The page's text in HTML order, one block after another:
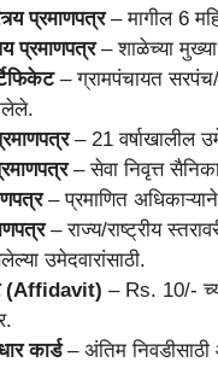
प्रमाणपत्र– मागील 6
प्रमाणपत्र– शाळेच्या
– ग्रामपंचायत
– 21 वर्षाखालील
– सेवा निवृत्त
– प्रमाणित
– राज्य/राष्ट्रीय
उमेदवारांसाठी.
(Affidavit) – Rs. 10/-
कार्ड– अंतिम